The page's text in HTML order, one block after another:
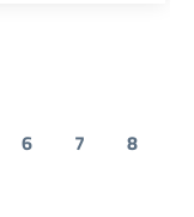
6 7
8